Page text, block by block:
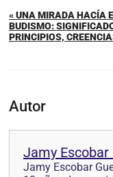
« UNA MIRADA HACÍA
BUDISMO:
PRINCIPIOS,
Autor
Jamy Escobar
Jamy Escobar